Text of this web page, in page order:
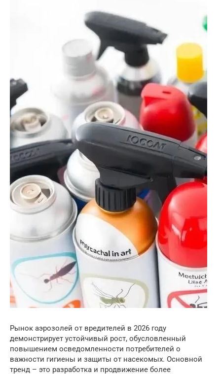
Рынок аэрозолей от вредителей в 2026 году
демонстрирует устойчивый рост, обусловленный
повышением осведомленности потребителей о
важности гигиены и защиты от насекомых. Основной
тренд – это разработка и продвижение более